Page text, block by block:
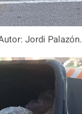
Jordi Palazón.